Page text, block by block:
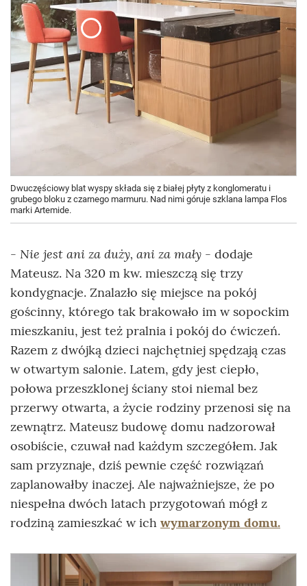
Dwuczęściowy blat wyspy składa się z białej płyty z konglomeratu i
grubego bloku z czarnego marmuru. Nad nimi góruje szklana lampa Flos
marki Artemide.
- Nie jest ani za duży, ani za mały - dodaje
Mateusz. Na 320 m kw. mieszczą się trzy
kondygnacje. Znalazło się miejsce na pokój
gościnny, którego tak brakowało im w sopockim
mieszkaniu, jest też pralnia i pokój do ćwiczeń.
Razem z dwójką dzieci najchętniej spędzają czas
w otwartym salonie. Latem, gdy jest ciepło,
połowa przeszklonej ściany stoi niemal bez
przerwy otwarta, a życie rodziny przenosi się na
zewnątrz. Mateusz budowę domu nadzorował
osobiście, czuwał nad każdym szczegółem. Jak
sam przyznaje, dziś pewnie część rozwiązań
zaplanowałby inaczej. Ale najważniejsze, że po
niespełna dwóch latach przygotowań mógł z
rodziną zamieszkać w ich wymarzonym domu.